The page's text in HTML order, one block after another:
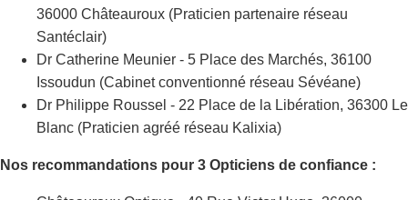
36000 Châteauroux (Praticien partenaire réseau
Santéclair)
Dr Catherine Meunier - 5 Place des Marchés, 36100
Issoudun (Cabinet conventionné réseau Sévéane)
Dr Philippe Roussel - 22 Place de la Libération, 36300 Le
Blanc (Praticien agréé réseau Kalixia)
Nos recommandations pour 3 Opticiens de confiance :